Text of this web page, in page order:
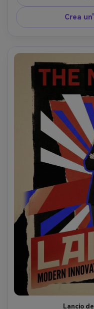
tipografici sans-serif
titolo, grana di
contrasto, energia
Crea
Lancio